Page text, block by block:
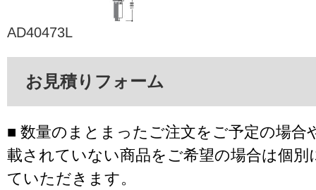
AD40473L
お見積りフォーム
■ 数量のまとまったご注文をご予定の場合
載されていない商品をご希望の場合は個別
ていただきます。